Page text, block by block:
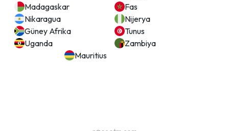
Madagaskar
Fas
Nikaragua
Nijerya
Güney Afrika
Tunus
Uganda
Zambiya
Mauritius